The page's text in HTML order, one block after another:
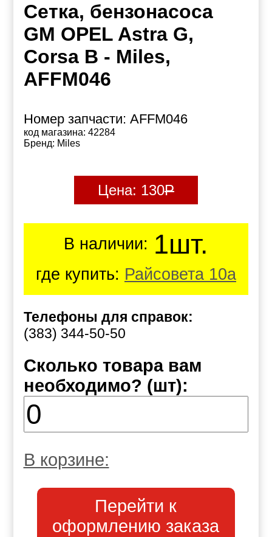
Сетка, бензонасоса
GM OPEL Astra G,
Corsa B - Miles,
AFFM046
Номер запчасти: AFFM046
код магазина: 42284
Бренд: Miles
Цена: 130Р
В наличии: 1шт.
где купить: Райсовета 10а
Телефоны для справок:
(383) 344-50-50
Сколько товара вам
необходимо? (шт):
В корзине:
Перейти к
оформлению заказа